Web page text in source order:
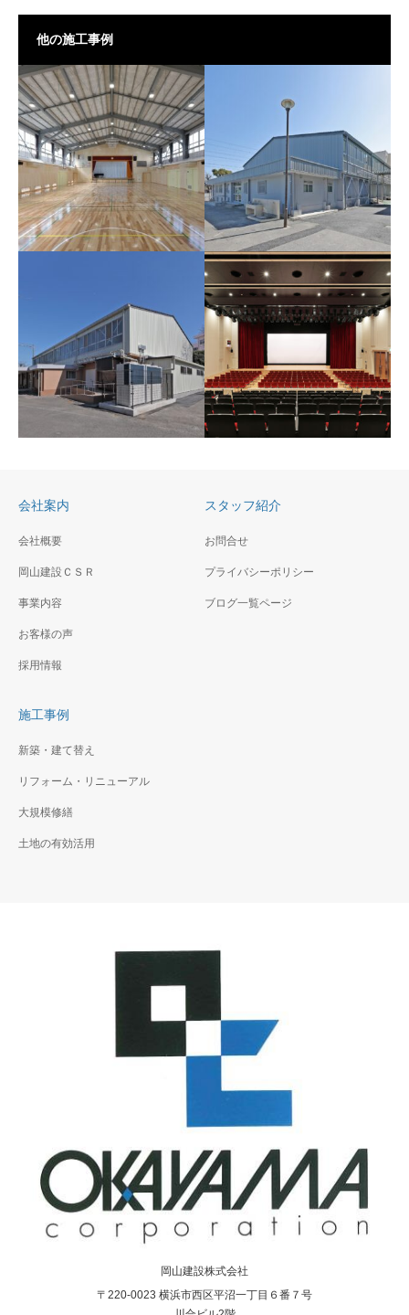
他の施工事例
上山小学校体育館改修そ
で温かみが感じられステージ
しみ
上郷中学校体育館改修そ
の他工事（建築工事）
その他工事（建築工事）
外壁・屋根の完全リニューア
会社案内
会社概要
岡山建設ＣＳＲ
事業内容
お客様の声
採用情報
スタッフ紹介
お問合せ
プライバシーポリシー
ブログ一覧ページ
施工事例
新築・建て替え
リフォーム・リニューアル
大規模修繕
土地の有効活用
岡山建設株式会社
〒220-0023 横浜市西区平沼一丁目６番７号